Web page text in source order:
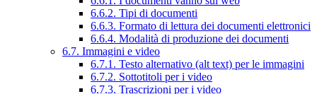
6.6.2. Tipi di documenti
6.6.3. Formato di lettura dei documenti elettronici
6.6.4. Modalità di produzione dei documenti
6.7. Immagini e video
6.7.1. Testo alternativo (alt text) per le immagini
6.7.2. Sottotitoli per i video
6.7.3. Trascrizioni per i video